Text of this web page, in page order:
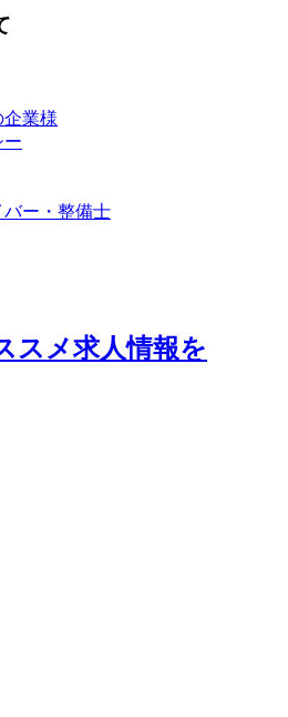
業様
ー
バー・整備士
スメ求人情報を